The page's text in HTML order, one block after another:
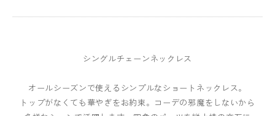
シングルチェーンネックレス
オールシーズンで使えるシンプルなショートネックレス。
トップがなくても華やぎをお約束。コーデの邪魔をしないから